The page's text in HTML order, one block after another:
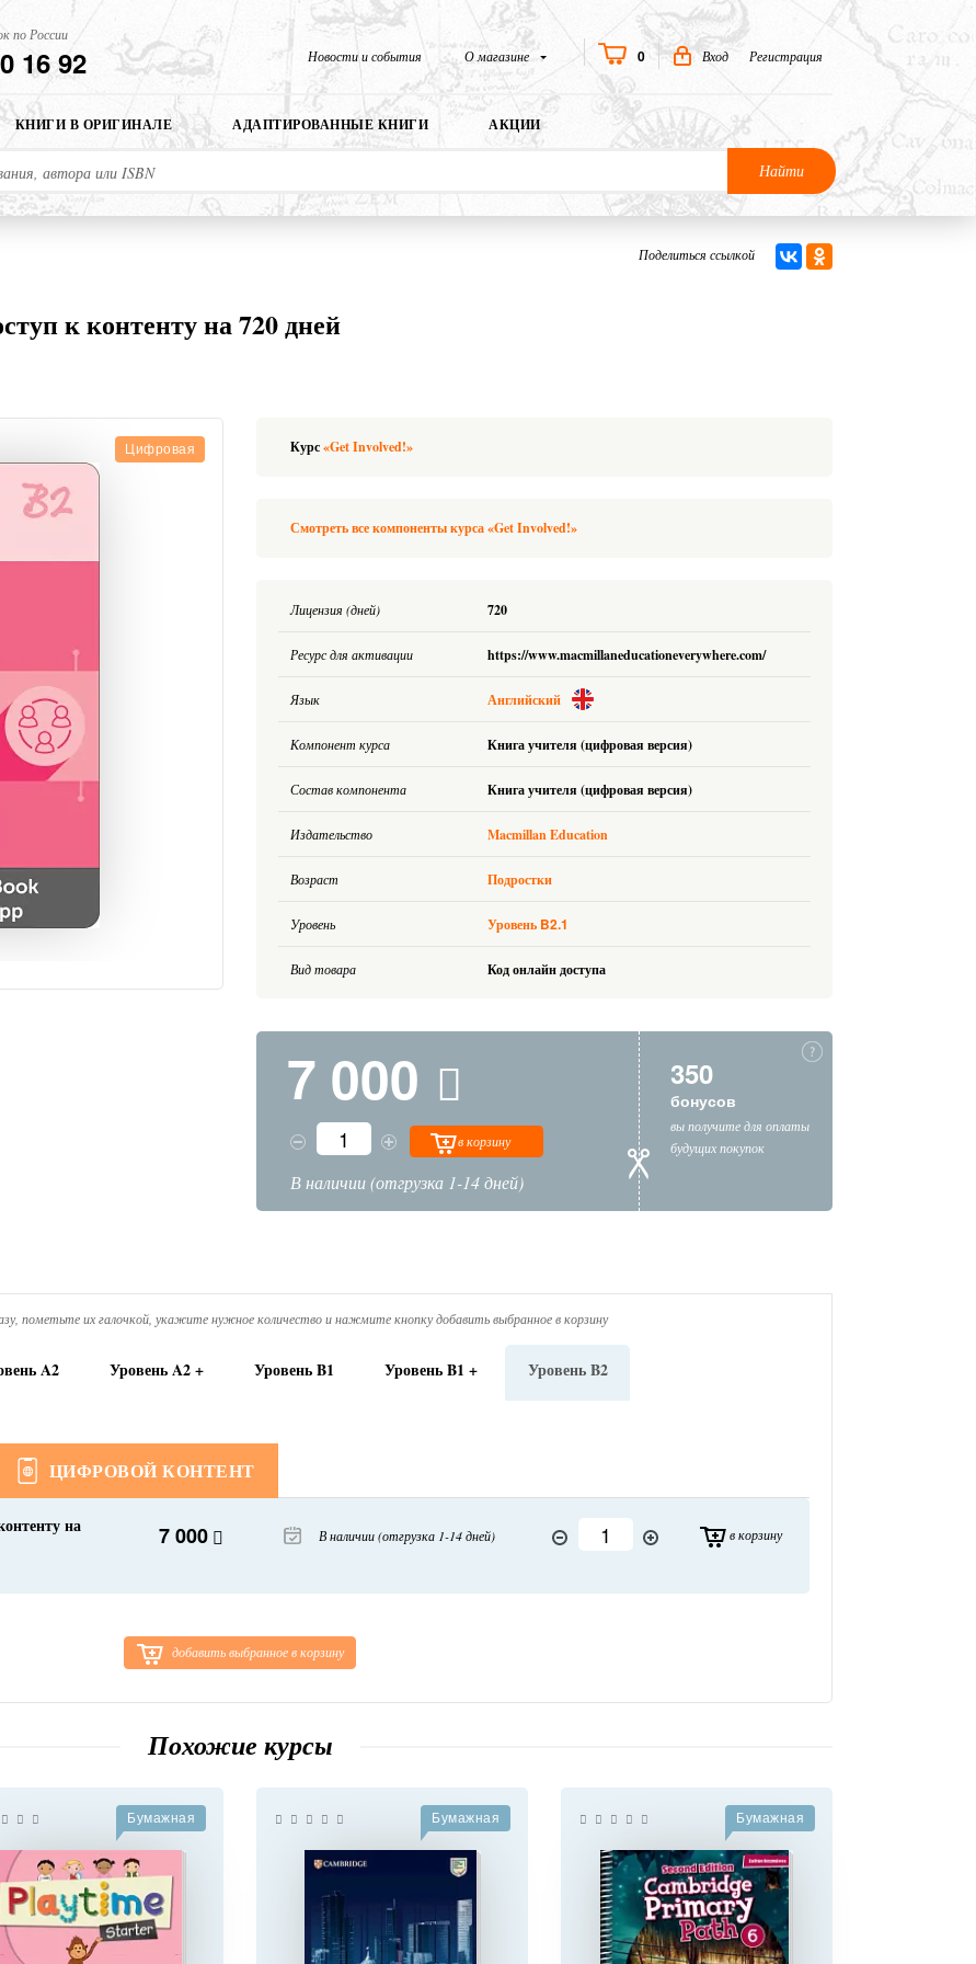
по России
16 92 Новости и события О магазине 0 Вход Регистрация
КНИГИ В ОРИГИНАЛЕ АДАПТИРОВАННЫЕ КНИГИ АКЦИИ
Найти
Поделиться ссылкой
к контенту на 720 дней
Цифровая Курс«Get Involved!»
Смотреть все компоненты курса «Get Involved!»
Лицензия (дней) 720
Ресурс для активации https://www.macmillaneducationeverywhere.com/
Язык Английский
Компонент курса Книга учителя (цифровая версия)
Состав компонента Книга учителя (цифровая версия)
Издательство Macmillan Education
Возраст Подростки
Уровень Уровень B2.1
Вид товара Код онлайн доступа
7 000
в корзину
В наличии (отгрузка 1-14 дней)
350
бонусов
вы получите для оплаты
будущих покупок
пометьте их галочкой, укажите нужное количество и нажмите кнопку добавить выбранное в корзину
A2 Уровень A2 + Уровень B1 Уровень B1 + Уровень B2
ЦИФРОВОЙ КОНТЕНТ
на
7 000 В наличии (отгрузка 1-14 дней) в корзину
добавить выбранное в корзину
Похожие курсы
Бумажная Бумажная Бумажная